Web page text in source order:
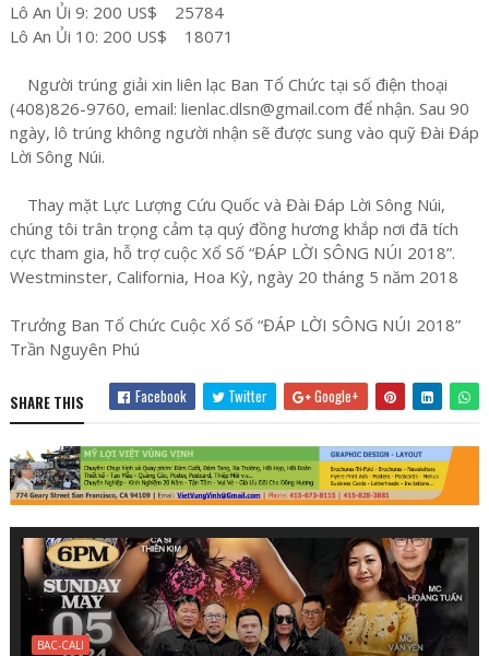
Lô An Ủi 9: 200 US$ 25784
Lô An Ủi 10: 200 US$ 18071
Người trúng giải xin liên lạc Ban Tổ Chức tại số điện thoại
(408)826-9760, email: lienlac.dlsn@gmail.com để nhận. Sau 90
ngày, lô trúng không người nhận sẽ được sung vào quỹ Đài Đáp
Lời Sông Núi.
Thay mặt Lực Lượng Cứu Quốc và Đài Đáp Lời Sông Núi,
chúng tôi trân trọng cảm tạ quý đồng hương khắp nơi đã tích
cực tham gia, hỗ trợ cuộc Xổ Số “ĐÁP LỜI SÔNG NÚI 2018”.
Westminster, California, Hoa Kỳ, ngày 20 tháng 5 năm 2018
Trưởng Ban Tổ Chức Cuộc Xổ Số “ĐÁP LỜI SÔNG NÚI 2018”
Trần Nguyên Phú
SHARE THIS Facebook Twitter Google+
BAC-CALI